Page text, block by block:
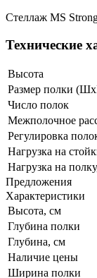
Стеллаж MS
Технические
Высота
Размер полки
Число полок
Межполочное
Регулировка
Нагрузка на
Нагрузка на
Предложения
Характеристики
Высота, см
Глубина полки
Глубина, см
Наличие цены
Ширина полки